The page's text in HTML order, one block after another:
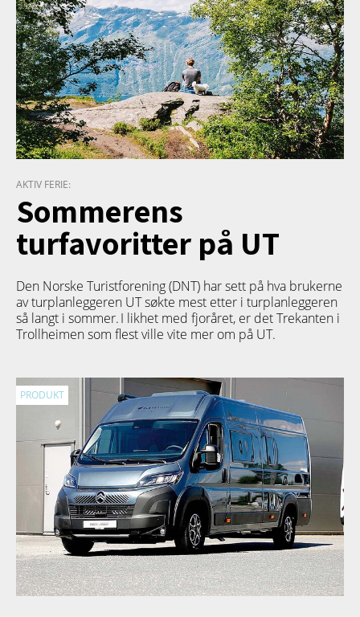
AKTIV FERIE:
Sommerens
turfavoritter på UT
Den Norske Turistforening (DNT) har sett på hva brukerne
av turplanleggeren UTsøkte mest etter i turplanleggeren
så langt i sommer. I likhet med fjoråret, er det Trekanten i
Trollheimen som flest ville vite mer om på UT.
PRODUKT